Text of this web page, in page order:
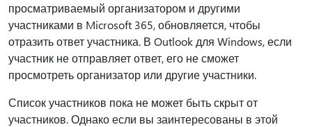
просматриваемый организатором и другими
участниками в Microsoft 365, обновляется, чтобы
отразить ответ участника. В Outlook для Windows, если
участник не отправляет ответ, его не сможет
просмотреть организатор или другие участники.
Список участников пока не может быть скрыт от
участников. Однако если вы заинтересованы в этой